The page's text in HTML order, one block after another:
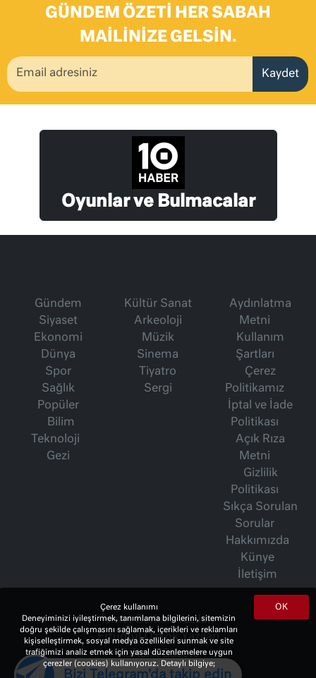
GÜNDEM ÖZETI HER SABAH
MAILINIZE GELSIN.
Kaydet
Oyunlar ve Bulmacalar
Gündem
Siyaset
Ekonomi
Dünya
Spor
Sağlık
Popüler
Bilim
Teknoloji
Gezi
Kültür Sanat
Arkeoloji
Müzik
Sinema
Tiyatro
Sergi
Aydınlatma
Metni
Kullanım
Şartları
Çerez
Politikamız
İptal ve İade
Politikası
Açık Rıza
Metni
Gizlilik
Politikası
Sıkça Sorulan
Sorular
Hakkımızda
Künye
İletişim
İsmet Berkan Yazıları
Ertuğrul Özkök Yazıları
Haftalık Gazete
OK
Çerez kullanımı
Deneyiminizi iyileştirmek, tanımlama bilgilerini, sitemizin
doğru şekilde çalışmasını sağlamak, içerikleri ve reklamları
kişiselleştirmek, sosyal medya özellikleri sunmak ve site
trafiğimizi analiz etmek için yasal düzenlemelere uygun
çerezler (cookies) kullanıyoruz. Detaylı bilgiye;
Bizi Telegram'da takip edin